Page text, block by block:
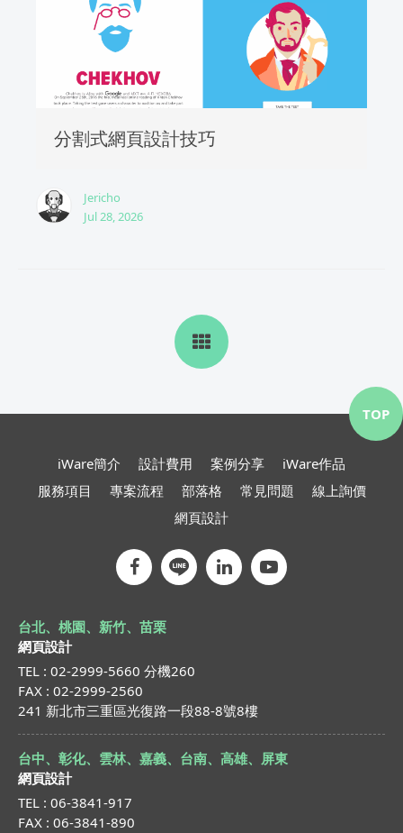
分割式網頁設計技巧
Jericho
Jul 28, 2026
iWare簡介 設計費用 案例分享
iWare作品
服務項目
專案流程 部落格 常見問題
線上詢價
網頁設計
台北、桃園、新竹、苗栗
網頁設計
TEL : 02-2999-5660 分機260
FAX : 02-2999-2560
241 新北市三重區光復路一段88-8號8樓
台中、彰化、雲林、嘉義、台南、高雄、屏東
網頁設計
TEL : 06-3841-917
FAX : 06-3841-890
TOP